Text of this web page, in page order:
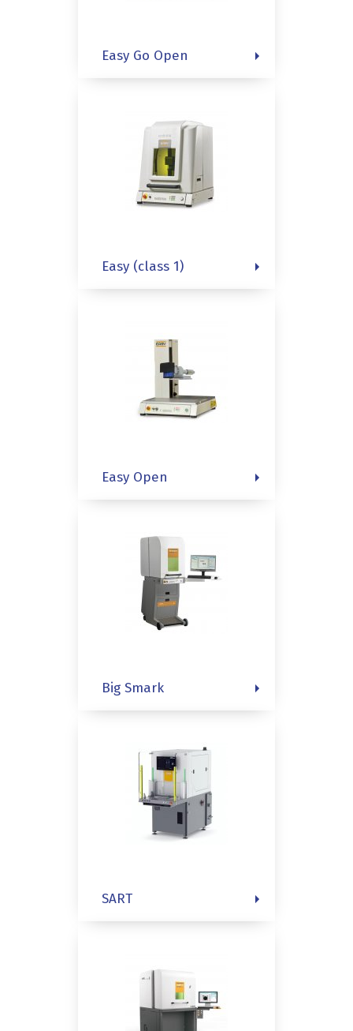
Easy Go Open
Easy (class 1)
Easy Open
Big Smark
SART